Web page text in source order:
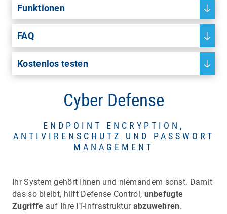
Funktionen
FAQ
Kostenlos testen
Cyber Defense
ENDPOINT ENCRYPTION,
ANTIVIRENSCHUTZ UND PASSWORT
MANAGEMENT
Ihr System gehört Ihnen und niemandem sonst. Damit
das so bleibt, hilft Defense Control, unbefugte
Zugriffe auf Ihre IT-Infrastruktur abzuwehren.